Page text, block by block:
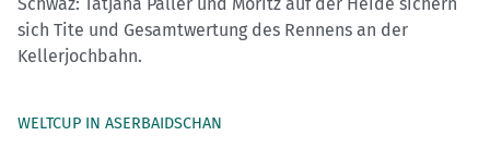
Schwaz: Tatjana Paller und Moritz auf der Heide sichern
sich Tite und Gesamtwertung des Rennens an der
Kellerjochbahn.
WELTCUP IN ASERBAIDSCHAN